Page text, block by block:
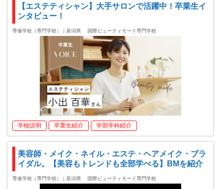
【エステティシャン】大手サロンで活躍中！卒業生イ
ンタビュー！
専修学校（専門学校）｜新潟県 国際ビューティモード専門学校
学校説明 卒業生紹介 学部学科紹介
美容師・メイク・ネイル・エステ・ヘアメイク・ブラ
イダル。【美容もトレンドも全部学べる】BMを紹介
専修学校（専門学校）｜新潟県 国際ビューティモード専門学校